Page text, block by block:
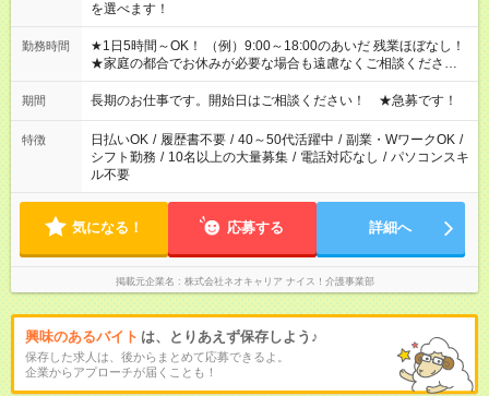
を選べます！
勤務時間
★1日5時間～OK！ （例）9:00～18:00のあいだ 残業ほぼなし！
★家庭の都合でお休みが必要な場合も遠慮なくご相談ください。
※シフトはご希望に合わせて調整可能です。 その他、 ＊週4日・
1日7時間 ＊日勤のみ ＊土日休み ＊午前だけ・午後だけ ＊平日
仕事をご紹介できます！ 登録の際に、あなたのご希望をお聞か
せください。
期間 長期のお仕事です。開始日はご相談ください！ ★急募です！
特徴 日払いOK / 履歴書不要 / 40～50代活躍中 / 副業・WワークOK /
シフト勤務 / 10名以上の大量募集 / 電話対応なし / パソコンスキ
ル不要
気になる！ 応募する 詳細へ
掲載元企業名 株式会社ネオキャリア ナイス！介護事業部
興味のあるバイト は、とりあえず保存しよう♪
保存した求人は、後からまとめて応募できるよ。
企業からアプローチが届くことも！